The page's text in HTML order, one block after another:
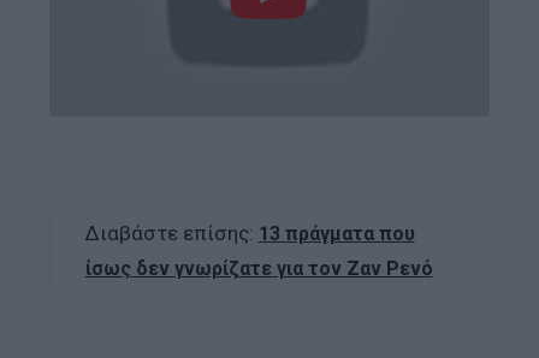
Διαβάστε επίσης: 13 πράγματα που
ίσως δεν γνωρίζατε για τον Ζαν Ρενό